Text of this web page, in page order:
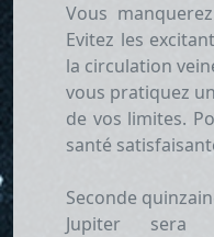
Vous
Evitez les
la circulation
vous pratiquez
de vos limites.
santé
Seconde
Jupiter sera